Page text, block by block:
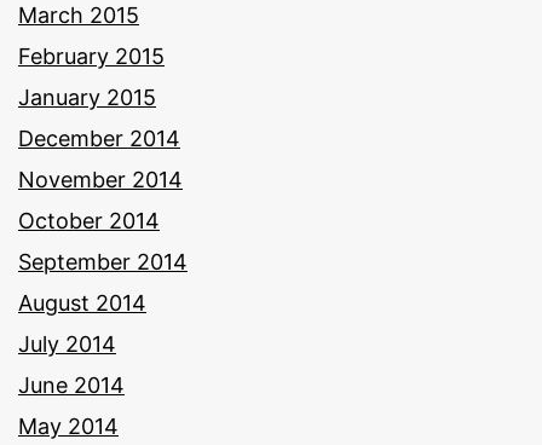
March 2015
February 2015
January 2015
December 2014
November 2014
October 2014
September 2014
August 2014
July 2014
June 2014
May 2014